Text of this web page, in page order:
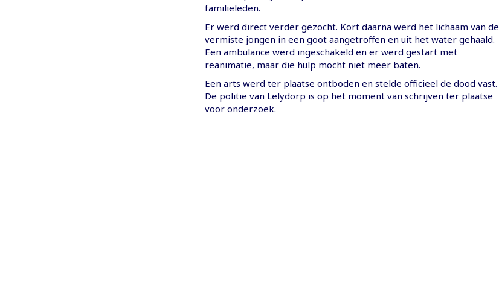
familieleden.
Er werd direct verder gezocht. Kort daarna werd het lichaam van de
vermiste jongen in een goot aangetroffen en uit het water gehaald.
Een ambulance werd ingeschakeld en er werd gestart met
reanimatie, maar die hulp mocht niet meer baten.
Een arts werd ter plaatse ontboden en stelde officieel de dood vast.
De politie van Lelydorp is op het moment van schrijven ter plaatse
voor onderzoek.